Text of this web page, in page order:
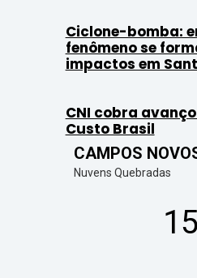
Ciclone-bomba:
fenômeno se
impactos em
CNI cobra
Custo Brasil
CAMPOS
Nuvens Quebradas